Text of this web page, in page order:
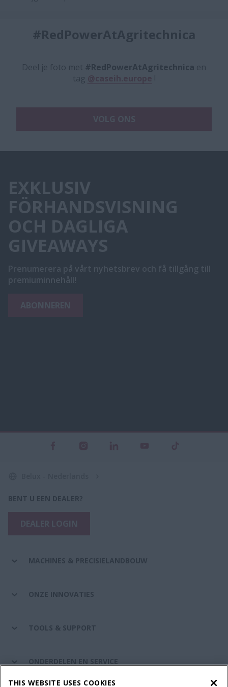
#RedPowerAtAgritechnica
Deel je foto met #RedPowerAtAgritechnica en
tag
!
EXKLUSIV
FÖRHANDSVISNING
OCH DAGLIGA
GIVEAWAYS
Prenumerera på vårt nyhetsbrev och få tillgång till
premiuminnehåll!
BENT U EEN DEALER?
MACHINES & PRECISIELANDBOUW
ONZE INNOVATIES
TOOLS & SUPPORT
ONDERDELEN EN SERVICE
THIS WEBSITE USES COOKIES